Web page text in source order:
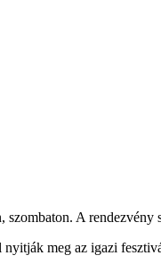
A
meg az igazi